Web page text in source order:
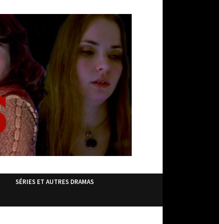
SÉRIES ET AUTRES DRAMAS